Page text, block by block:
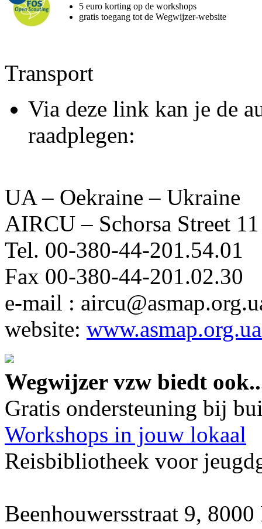
5 euro korting op de workshops
gratis toegang tot de Wegwijzer-website
Transport
Via deze link kan je de
raadplegen:
UA – Oekraine – Ukraine
AIRCU – Schorsa Street
Tel. 00-380-44-201.54.01
Fax 00-380-44-201.02.30
e-mail :
website:
Wegwijzer vzw biedt
Gratis ondersteuning bij
Workshops in jouw lokaal
Reisbibliotheek voor
Beenhouwersstraat 9,